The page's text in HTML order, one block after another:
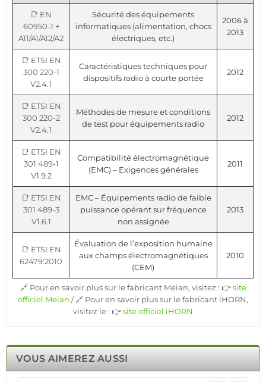
📑 EN
60950-1 +
A11/A1/A12/A2
Sécurité des équipements
informatiques (alimentation, chocs
électriques, etc.)
2006 à
2013
📑 ETSI EN
300 220-1
V2.4.1
Caractéristiques techniques pour
dispositifs radio à courte portée
2012
📑 ETSI EN
300 220-2
V2.4.1
Méthodes de mesure et conditions
de test pour équipements radio
2012
📑 ETSI EN
301 489-1
V1.9.2
Compatibilité électromagnétique
(EMC) – Exigences générales
2011
📑 ETSI EN
301 489-3
V1.6.1
EMC – Équipements radio de faible
puissance opérant sur fréquence
non assignée
2013
📑 ETSI EN
62479:2010
Évaluation de l’exposition humaine
aux champs électromagnétiques
(CEM)
2010
🔗 Pour en savoir plus sur le fabricant Meian, visitez : 👉site
officiel Meian / 🔗 Pour en savoir plus sur le fabricant iHORN,
visitez le : 👉site officiel iHORN
VOUS AIMEREZ AUSSI